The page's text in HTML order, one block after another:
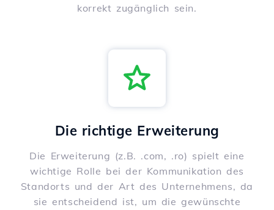
korrekt zugänglich sein.
Die richtige Erweiterung
Die Erweiterung (z.B. .com, .ro) spielt eine
wichtige Rolle bei der Kommunikation des
Standorts und der Art des Unternehmens, da
sie entscheidend ist, um die gewünschte